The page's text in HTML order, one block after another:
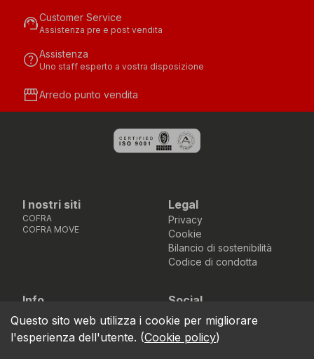
support_agentCustomer Service
Assistenza pre e post vendita
helpAssistenza
Uno staff esperto a vostra disposizione
storefrontArredo punto vendita
I nostri siti
COFRA
COFRA MOVE
Legal
Privacy
Cookie
Bilancio di sostenibilità
Codice di condotta
Info
location_on
Via dell’Euro 53-57-59,
76121 Barletta - BT -
ITALIA
Social
Facebook
Instagram
Youtube
LinkedIn
Questo sito web utilizza i cookie per migliorare
l'esperienza dell'utente. (Cookie policy)